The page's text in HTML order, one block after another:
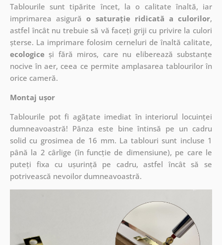
Tablourile sunt tipărite încet, la o calitate înaltă, iar
imprimarea asigurăo saturație ridicată a culorilor,
astfel încât nu trebuie să vă faceți griji cu privire la culori
șterse. La imprimare folosim cerneluri de înaltă calitate,
ecologiceși fără miros, care nu eliberează substanțe
nocive în aer, ceea ce permite amplasarea tablourilor în
orice cameră.
Montaj ușor
Tablourile pot fi agățate imediat în interiorul locuinței
dumneavoastră! Pânza este bine întinsă pe un cadru
solid cu grosimea de 16 mm. La tablouri sunt incluse 1
până la 2 cârlige (în funcție de dimensiune), pe care le
puteți fixa cu ușurință pe cadru, astfel încât să se
potrivească nevoilor dumneavoastră.